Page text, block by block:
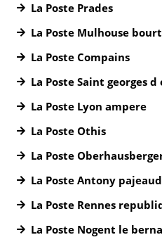
La Poste Prades
La Poste Mulhouse
La Poste Compains
La Poste Saint georges
La Poste Lyon ampere
La Poste Othis
La Poste
La Poste Antony pajeaud
La Poste Rennes
La Poste Nogent le